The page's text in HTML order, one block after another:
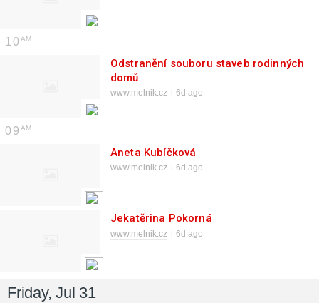
10
Odstranění souboru staveb rodinných
domů
www.melnik.cz 6d ago
09
Aneta Kubíčková
www.melnik.cz 6d ago
Jekatěrina Pokorná
www.melnik.cz 6d ago
Friday, Jul 31